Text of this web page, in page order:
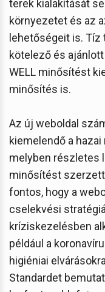
terek kialakítását
környezetet és az
lehetőségeit is. Tíz
kötelező és
WELL minősítést
minősítés is.
Az új weboldal
kiemelendő a
melyben részletes
minősítést
fontos, hogy a
cselekvési
kríziskezelésben
például a
higiéniai
Standardet